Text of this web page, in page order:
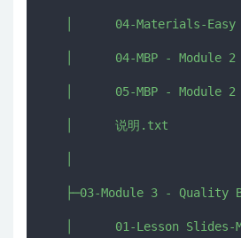
│      04-Materials-
│      04-MBP - Module
│      05-MBP - Module
   │      说明.txt
├─03-Module 3 - Quality
│      01-Lesson